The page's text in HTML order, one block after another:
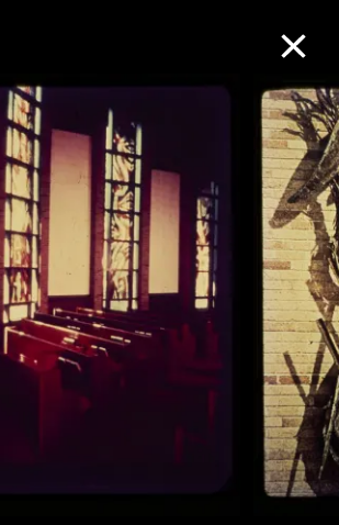
M+藏品
选 搜索
品
级的二十及二十一世纪视觉